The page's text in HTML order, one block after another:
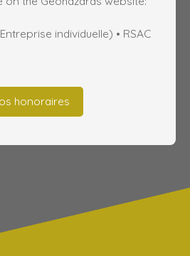
individuelle) • RSAC
honoraires